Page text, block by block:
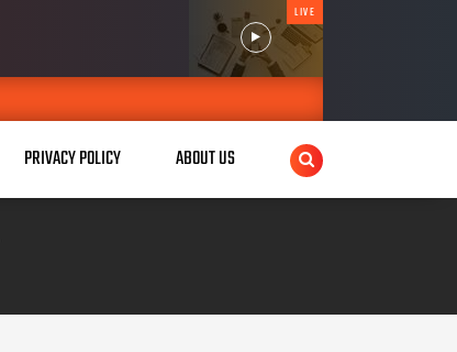
LIVE
PRIVACY POLICY ABOUT US